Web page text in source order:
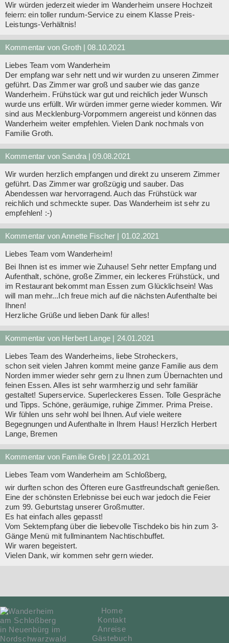
Wir würden jederzeit wieder im Wanderheim unsere Hochzeit
feiern: ein toller rundum-Service zu einem Klasse Preis-
Leistungs-Verhältnis!
Kommentar von Groth |08.10.2021
Liebes Team vom Wanderheim
Der empfang war sehr nett und wir wurden zu unseren Zimmer
geführt. Das Zimmer war groß und sauber wie das ganze
Wanderheim. Frühstück war gut und reichlich jeder Wunsch
wurde uns erfüllt. Wir würden immer gerne wieder kommen. Wir
sind aus Mecklenburg-Vorpommern angereist und können das
Wanderheim weiter empfehlen. Vielen Dank nochmals von
Familie Groth.
Kommentar von Sandra |09.08.2021
Wir wurden herzlich empfangen und direkt zu unserem Zimmer
geführt. Das Zimmer war großzügig und sauber. Das
Abendessen war hervorragend. Auch das Frühstück war
reichlich und schmeckte super. Das Wanderheim ist sehr zu
empfehlen! :-)
Kommentar von Annette Fischer | 01.02.2021
Liebes Team vom Wanderheim!
Bei Ihnen ist es immer wie Zuhause! Sehr netter Empfang und
Aufenthalt, schöne, große Zimmer, ein leckeres Frühstück, und
im Restaurant bekommt man Essen zum Glücklichsein! Was
will man mehr...Ich freue mich auf die nächsten Aufenthalte bei
Ihnen!
Herzliche Grüße und lieben Dank für alles!
Kommentar von Herbert Lange | 24.01.2021
Liebes Team des Wanderheims, liebe Stroheckers,
schon seit vielen Jahren kommt meine ganze Familie aus dem
Norden immer wieder sehr gern zu Ihnen zum Übernachten und
feinen Essen. Alles ist sehr warmherzig und sehr familiär
gestaltet! Superservice. Superleckeres Essen. Tolle Gespräche
und Tipps. Schöne, geräumige, ruhige Zimmer. Prima Preise.
Wir fühlen uns sehr wohl bei Ihnen. Auf viele weitere
Begegnungen und Aufenthalte in Ihrem Haus! Herzlich Herbert
Lange, Bremen
Kommentar von Familie Greb | 22.01.2021
Liebes Team vom Wanderheim am Schloßberg,
wir durften schon des Öfteren eure Gastfreundschaft genießen.
Eine der schönsten Erlebnisse bei euch war jedoch die Feier
zum 99. Geburtstag unserer Großmutter.
Es hat einfach alles gepasst!
Vom Sektempfang über die liebevolle Tischdeko bis hin zum 3-
Gänge Menü mit fullminantem Nachtischbuffet.
Wir waren begeistert.
Vielen Dank, wir kommen sehr gern wieder.
Navigation
überspringen
Home
Kontakt
Anreise
Gästebuch